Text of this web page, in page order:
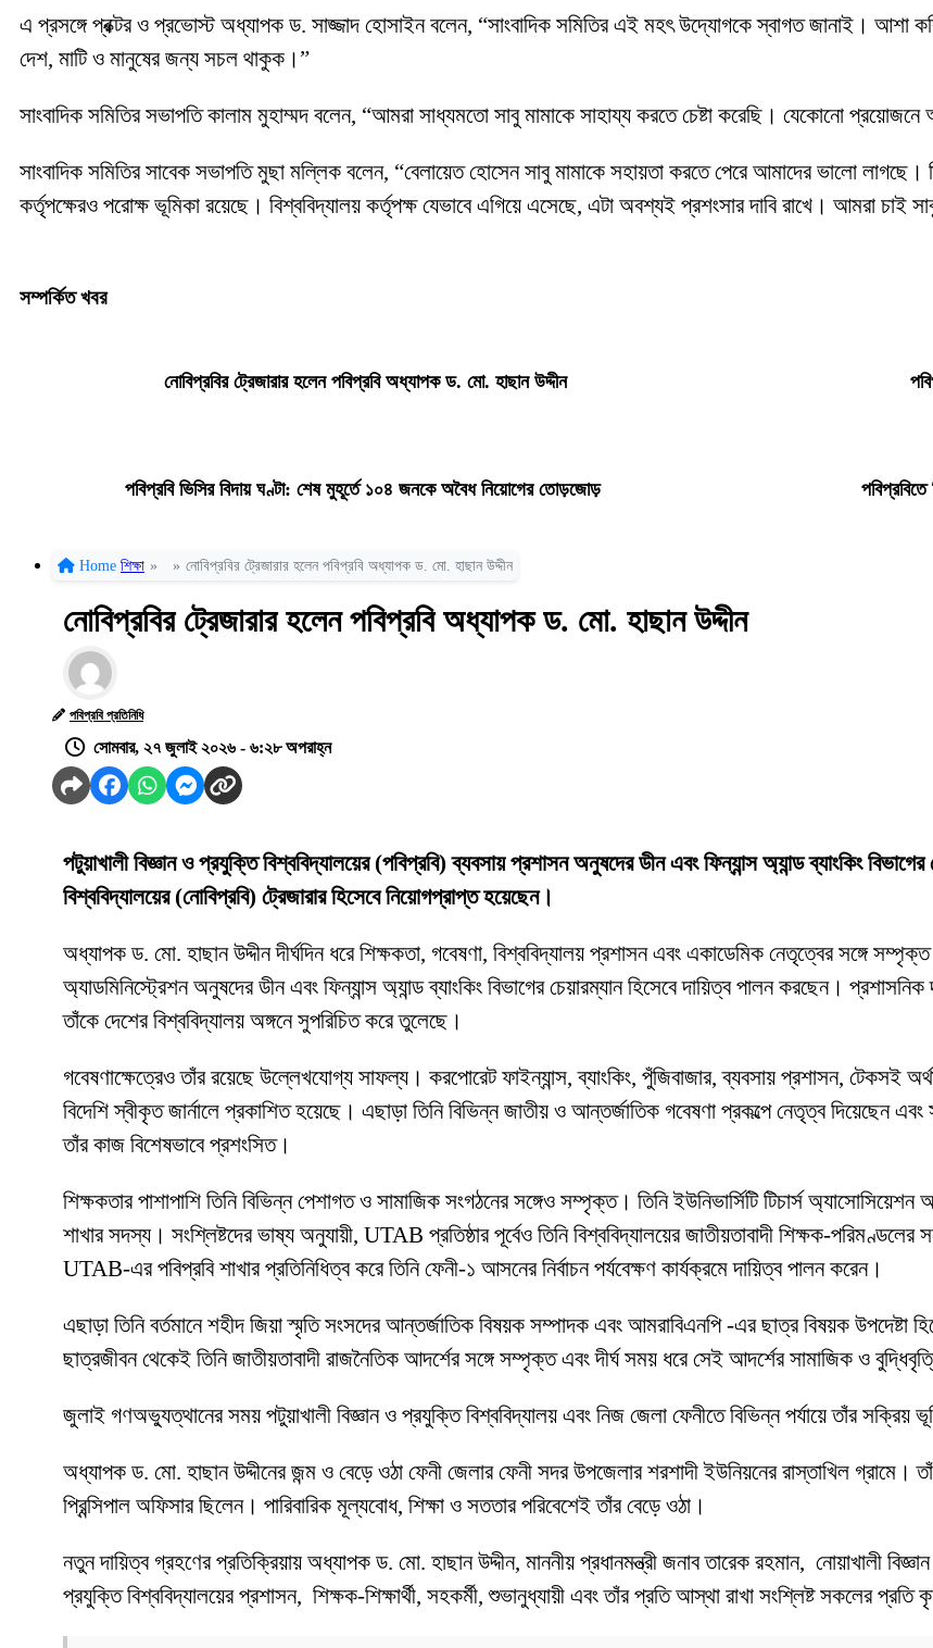
এ প্রসঙ্গে প্রক্টর ও প্রভোস্ট অধ্যাপক ড. সাজ্জাদ হোসাইন বলেন, “সাংবাদিক সমিতির এই মহৎ উদ্যোগকে স্বাগত জানাই। আশা
দেশ, মাটি ও মানুষের জন্য সচল থাকুক।”
সাংবাদিক সমিতির সভাপতি কালাম মুহাম্মদ বলেন, “আমরা সাধ্যমতো সাবু মামাকে সাহায্য করতে চেষ্টা করেছি। যেকোনো
সাংবাদিক সমিতির সাবেক সভাপতি মুছা মল্লিক বলেন, “বেলায়েত হোসেন সাবু মামাকে সহায়তা করতে পেরে আমাদের ভালো
কর্তৃপক্ষেরও পরোক্ষ ভূমিকা রয়েছে। বিশ্ববিদ্যালয় কর্তৃপক্ষ যেভাবে এগিয়ে এসেছে, এটা অবশ্যই প্রশংসার দাবি রাখে। আমরা চাই
সম্পর্কিত খবর
নোবিপ্রবির ট্রেজারার হলেন পবিপ্রবি অধ্যাপক ড. মো. হাছান উদ্দীন
পবিপ্রবি ভিসির বিদায় ঘণ্টা: শেষ মুহূর্তে ১০৪ জনকে অবৈধ নিয়োগের তোড়জোড়
Home শিক্ষা » » নোবিপ্রবির ট্রেজারার হলেন পবিপ্রবি অধ্যাপক ড. মো. হাছান উদ্দীন
নোবিপ্রবির ট্রেজারার হলেন পবিপ্রবি অধ্যাপক ড. মো. হাছান উদ্দীন
পবিপ্রবি প্রতিনিধি
সোমবার, ২৭ জুলাই ২০২৬ - ৬:২৮ অপরাহ্ন
পটুয়াখালী বিজ্ঞান ও প্রযুক্তি বিশ্ববিদ্যালয়ের (পবিপ্রবি) ব্যবসায় প্রশাসন অনুষদের ডীন এবং ফিন্যান্স অ্যান্ড ব্যাংকিং
বিশ্ববিদ্যালয়ের (নোবিপ্রবি) ট্রেজারার হিসেবে নিয়োগপ্রাপ্ত হয়েছেন।
অধ্যাপক ড. মো. হাছান উদ্দীন দীর্ঘদিন ধরে শিক্ষকতা, গবেষণা, বিশ্ববিদ্যালয় প্রশাসন এবং একাডেমিক নেতৃত্বের সঙ্গে
অ্যাডমিনিস্ট্রেশন অনুষদের ডীন এবং ফিন্যান্স অ্যান্ড ব্যাংকিং বিভাগের চেয়ারম্যান হিসেবে দায়িত্ব পালন করছেন।
তাঁকে দেশের বিশ্ববিদ্যালয় অঙ্গনে সুপরিচিত করে তুলেছে।
গবেষণাক্ষেত্রেও তাঁর রয়েছে উল্লেখযোগ্য সাফল্য। করপোরেট ফাইন্যান্স, ব্যাংকিং, পুঁজিবাজার, ব্যবসায় প্রশাসন, টেকসই
বিদেশি স্বীকৃত জার্নালে প্রকাশিত হয়েছে। এছাড়া তিনি বিভিন্ন জাতীয় ও আন্তর্জাতিক গবেষণা প্রকল্পে নেতৃত্ব দিয়েছেন
তাঁর কাজ বিশেষভাবে প্রশংসিত।
শিক্ষকতার পাশাপাশি তিনি বিভিন্ন পেশাগত ও সামাজিক সংগঠনের সঙ্গেও সম্পৃক্ত। তিনি ইউনিভার্সিটি টিচার্স
শাখার সদস্য। সংশ্লিষ্টদের ভাষ্য অনুযায়ী, UTAB প্রতিষ্ঠার পূর্বেও তিনি বিশ্ববিদ্যালয়ের জাতীয়তাবাদী শিক্ষক-
UTAB-এর পবিপ্রবি শাখার প্রতিনিধিত্ব করে তিনি ফেনী-১ আসনের নির্বাচন পর্যবেক্ষণ কার্যক্রমে দায়িত্ব পালন করেন।
এছাড়া তিনি বর্তমানে শহীদ জিয়া স্মৃতি সংসদের আন্তর্জাতিক বিষয়ক সম্পাদক এবং আমরাবিএনপি -এর ছাত্র বিষয়ক উপদেষ্টা
ছাত্রজীবন থেকেই তিনি জাতীয়তাবাদী রাজনৈতিক আদর্শের সঙ্গে সম্পৃক্ত এবং দীর্ঘ সময় ধরে সেই আদর্শের সামাজিক ও
জুলাই গণঅভ্যুত্থানের সময় পটুয়াখালী বিজ্ঞান ও প্রযুক্তি বিশ্ববিদ্যালয় এবং নিজ জেলা ফেনীতে বিভিন্ন পর্যায়ে তাঁর সক্রিয়
অধ্যাপক ড. মো. হাছান উদ্দীনের জন্ম ও বেড়ে ওঠা ফেনী জেলার ফেনী সদর উপজেলার শরশাদী ইউনিয়নের রাস্তাখিল গ্রামে।
প্রিন্সিপাল অফিসার ছিলেন। পারিবারিক মূল্যবোধ, শিক্ষা ও সততার পরিবেশেই তাঁর বেড়ে ওঠা।
নতুন দায়িত্ব গ্রহণের প্রতিক্রিয়ায় অধ্যাপক ড. মো. হাছান উদ্দীন, মাননীয় প্রধানমন্ত্রী জনাব তারেক রহমান, নোয়াখালী
প্রযুক্তি বিশ্ববিদ্যালয়ের প্রশাসন, শিক্ষক-শিক্ষার্থী, সহকর্মী, শুভানুধ্যায়ী এবং তাঁর প্রতি আস্থা রাখা সংশ্লিষ্ট সকলের